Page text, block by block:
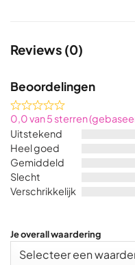
Reviews (0)
Beoordelingen
Rated
0,0
of
5
0,0 van 5 sterren
Uitstekend
Heel goed
Gemiddeld
Slecht
Verschrikkelijk
Je overall waardering